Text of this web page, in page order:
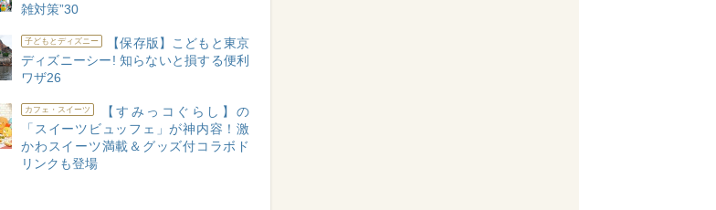
雑対策”30
子どもとディズニー
【保存版】こどもと東京
ディズニーシー! 知らないと損する便利
ワザ26
カフェ・スイーツ
【すみっコぐらし】の
「スイーツビュッフェ」が神内容！激
かわスイーツ満載＆グッズ付コラボド
リンクも登場